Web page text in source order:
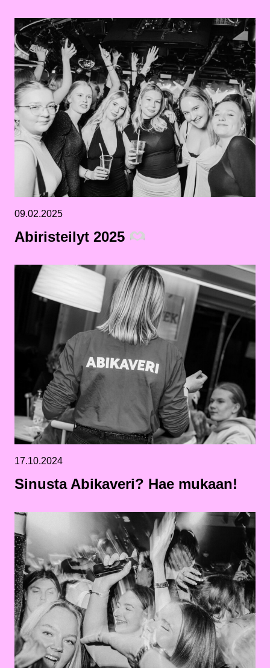
09.02.2025
Abiristeilyt 2025
17.10.2024
Sinusta Abikaveri? Hae mukaan!